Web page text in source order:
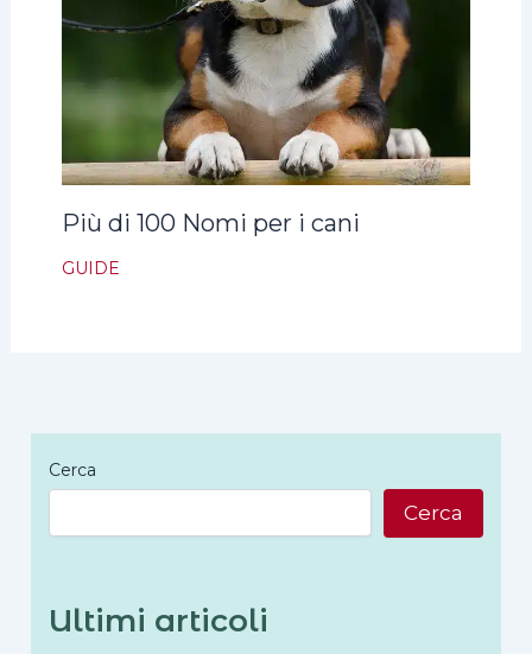
Più di 100 Nomi per i cani
GUIDE
Cerca
Cerca
Ultimi articoli